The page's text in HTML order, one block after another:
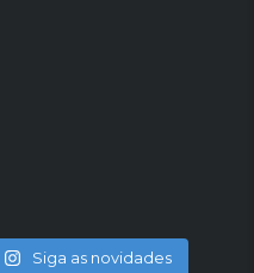
Siga as novidades